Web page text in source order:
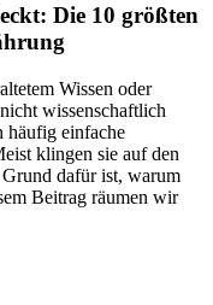
Die 10 größten
Wissen oder
wissenschaftlich
häufig einfache
klingen sie auf den
dafür ist, warum
Beitrag räumen wir